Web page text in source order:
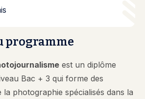
programme
est un diplôme
Bac + 3 qui forme des
la photographie spécialisés dans la